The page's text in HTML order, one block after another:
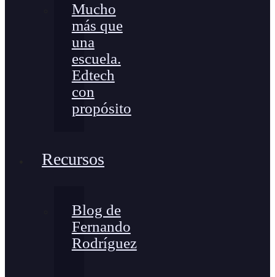
Mucho
más que
una
escuela.
Edtech
con
propósito
Recursos
Blog de
Fernando
Rodríguez